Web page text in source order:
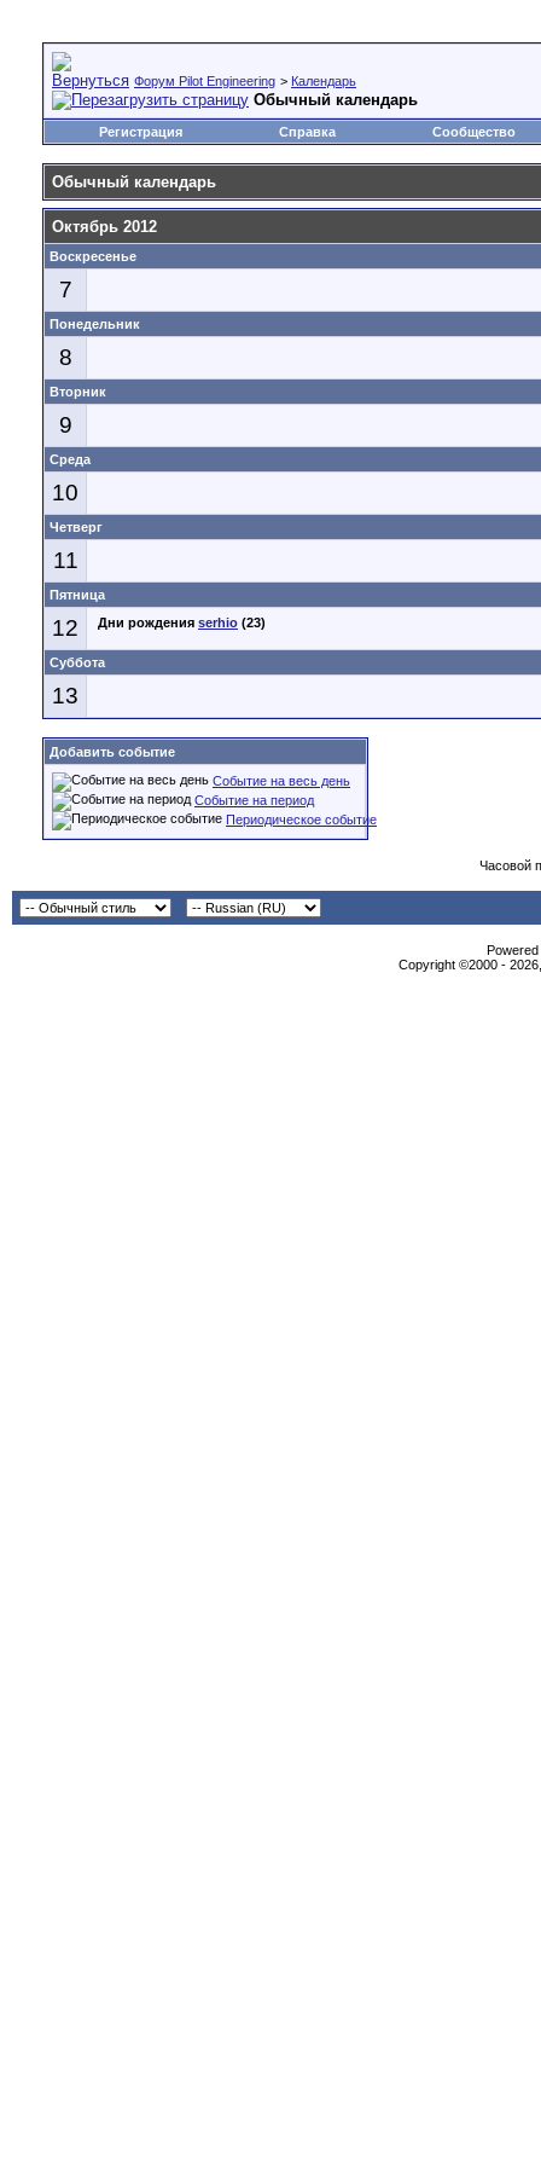
Форум Pilot Engineering > Календарь
Обычный календарь
Регистрация Справка Сообщество
Обычный календарь
Октябрь 2012
Воскресенье
7
Понедельник
8
Вторник
9
Среда
10
Четверг
11
Пятница
12 Дни рождения serhio (23)
Суббота
13
Добавить событие
Событие на весь день
Событие на период
Периодическое событие
Часовой
Copyright ©2000 -